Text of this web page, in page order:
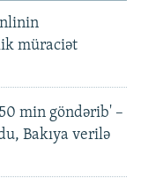
müraciət
min göndərib' –
Bakıya verilə